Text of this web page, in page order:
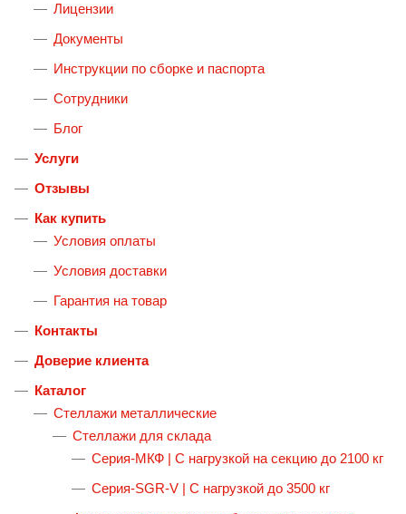
Лицензии
Документы
Инструкции по сборке и паспорта
Сотрудники
Блог
Услуги
Отзывы
Как купить
Условия оплаты
Условия доставки
Гарантия на товар
Контакты
Доверие клиента
Каталог
Стеллажи металлические
Стеллажи для склада
Серия-МКФ | С нагрузкой на секцию до 2100 кг
Серия-SGR-V | С нагрузкой до 3500 кг